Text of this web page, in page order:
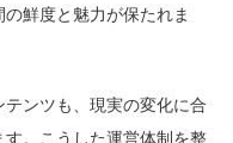
鮮度と魅力が保たれま
ンツも、現実の変化に合
。こうした運営体制を整